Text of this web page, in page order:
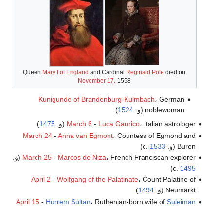
Queen Mary I of England and Cardinal Reginald Pole died on
November 17، 1558
Kunigunde of Brandenburg-Kulmbach، German
noblewoman (و.
1524
)
March 6 - Luca Gaurico، Italian astrologer (و. 1475
)
March 24- Anna van Egmont، Countess of Egmond and
Buren (و. c.
1533
)
March 25- Marcos de Niza
، French Franciscan explorer (و.
c. 1495
)
April 2 - Wolfgang of the Palatinate، Count Palatine of
Neumarkt (و.
1494
)
April 15- Hurrem Sultan، Ruthenian-born wife of Suleiman